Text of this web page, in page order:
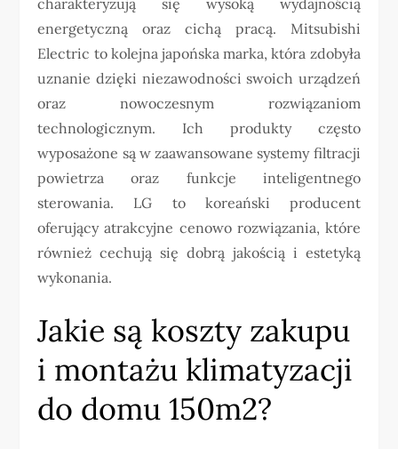
charakteryzują się wysoką wydajnością
energetyczną oraz cichą pracą. Mitsubishi
Electric to kolejna japońska marka, która zdobyła
uznanie dzięki niezawodności swoich urządzeń
oraz nowoczesnym rozwiązaniom
technologicznym. Ich produkty często
wyposażone są w zaawansowane systemy filtracji
powietrza oraz funkcje inteligentnego
sterowania. LG to koreański producent
oferujący atrakcyjne cenowo rozwiązania, które
również cechują się dobrą jakością i estetyką
wykonania.
Jakie są koszty zakupu
i montażu klimatyzacji
do domu 150m2?